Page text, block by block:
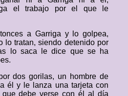
el trabajo por el que le
a Garriga y lo golpea,
lo tratan, siendo detenido por
lo saca le dice que se ha
dos gorilas, un hombre de
él y le lanza una tarjeta con
debe verse con él al día